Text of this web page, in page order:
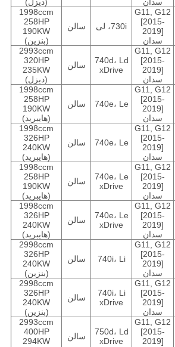
سدان (دیزل)
G11, G12
[2015-
2019]
سدان
730i، لی سالن
1998ccm
258HP
190KW
(بنزین)
G11, G12
[2015-
2019]
سدان
740d، Ld
xDrive
سالن
2993ccm
320HP
235KW
(دیزل)
G11, G12
[2015-
2019]
سدان
740e، Le سالن
1998ccm
258HP
190KW
(هایبرید)
G11, G12
[2015-
2019]
سدان
740e، Le سالن
1998ccm
326HP
240KW
(هایبرید)
G11, G12
[2015-
2019]
سدان
740e، Le
xDrive
سالن
1998ccm
258HP
190KW
(هایبرید)
G11, G12
[2015-
2019]
سدان
740e، Le
xDrive
سالن
1998ccm
326HP
240KW
(هایبرید)
G11, G12
[2015-
2019]
سدان
740i، Li سالن
2998ccm
326HP
240KW
(بنزین)
G11, G12
[2015-
2019]
سدان
740i، Li
xDrive
سالن
2998ccm
326HP
240KW
(بنزین)
G11, G12
[2015-
2019]
750d، Ld
xDrive
سالن
2993ccm
400HP
294KW